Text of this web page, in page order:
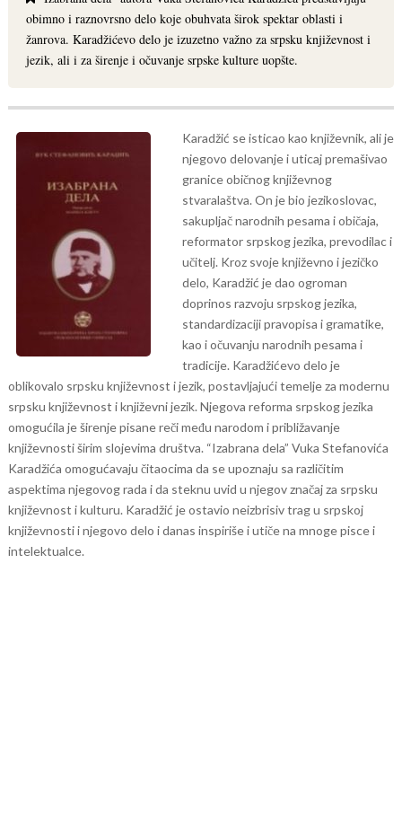
obimno i raznovrsno delo koje obuhvata širok spektar oblasti i
žanrova. Karadžićevo delo je izuzetno važno za srpsku književnost i
jezik, ali i za širenje i očuvanje srpske kulture uopšte.
Karadžić se isticao kao književnik, ali je
njegovo delovanje i uticaj premašivao
granice običnog književnog
stvaralaštva. On je bio jezikoslovac,
sakupljač narodnih pesama i običaja,
reformator srpskog jezika, prevodilac i
učitelj. Kroz svoje književno i jezičko
delo, Karadžić je dao ogroman
doprinos razvoju srpskog jezika,
standardizaciji pravopisa i gramatike,
kao i očuvanju narodnih pesama i
tradicije. Karadžićevo delo je
oblikovalo srpsku književnost i jezik, postavljajući temelje za modernu
srpsku književnost i književni jezik. Njegova reforma srpskog jezika
omogućila je širenje pisane reči među narodom i približavanje
književnosti širim slojevima društva. “Izabrana dela” Vuka Stefanovića
Karadžića omogućavaju čitaocima da se upoznaju sa različitim
aspektima njegovog rada i da steknu uvid u njegov značaj za srpsku
književnost i kulturu. Karadžić je ostavio neizbrisiv trag u srpskoj
književnosti i njegovo delo i danas inspiriše i utiče na mnoge pisce i
intelektualce.